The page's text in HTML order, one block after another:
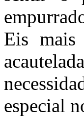
Eis mais
especial